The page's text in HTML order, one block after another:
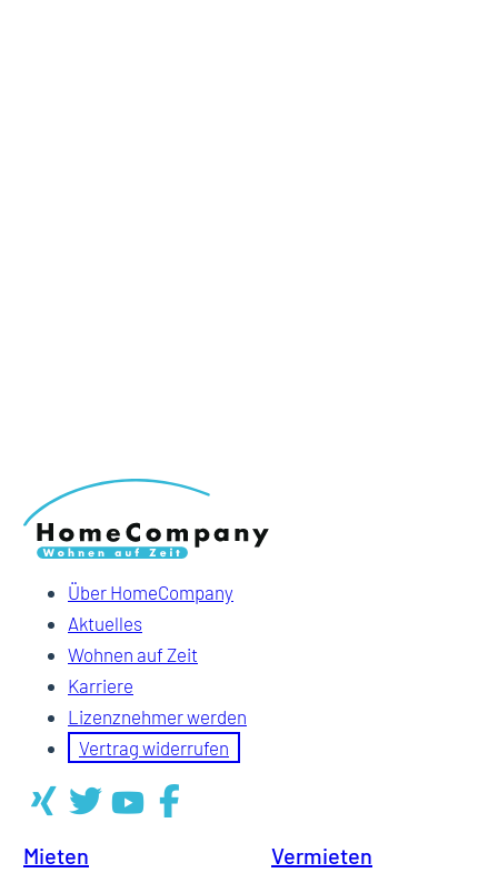
Über HomeCompany
Aktuelles
Wohnen auf Zeit
Karriere
Lizenznehmer werden
Vertrag widerrufen
Mieten Vermieten